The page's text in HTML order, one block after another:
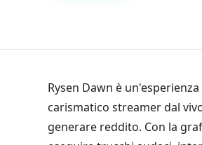
Rysen Dawn è
carismatico streamer dal
generare reddito. Con la